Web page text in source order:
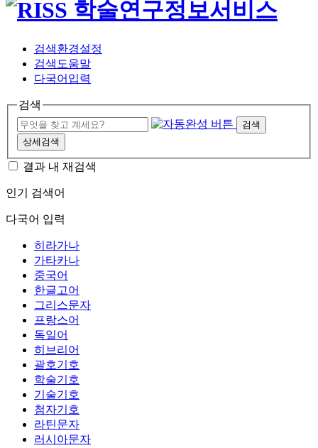
검색환경설정
검색도움말
다국어입력
검색
검색
상세검색
결과 내 재검색
인기 검색어
다국어 입력
히라가나
가타카나
중국어
한글고어
그리스문자
프랑스어
독일어
히브리어
괄호기호
학술기호
기술기호
첨자기호
라틴문자
러시아문자